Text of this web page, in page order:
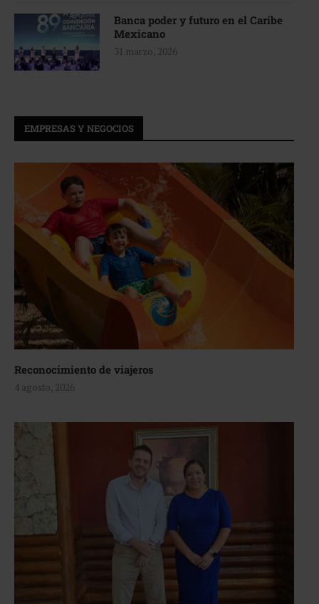
Banca poder y futuro en el Caribe
Mexicano
31 marzo, 2026
EMPRESAS Y NEGOCIOS
Reconocimiento de viajeros
4 agosto, 2026